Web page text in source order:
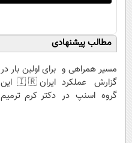
مطالب پیشنهادی
مسیر همراهی و
گزارش عملکرد
گروه اسنپ در
برای اولین بار در
ایران🇮🇷 این
دکتر کرم ترمیم